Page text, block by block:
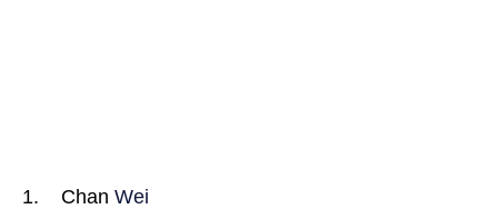
Chan Wei